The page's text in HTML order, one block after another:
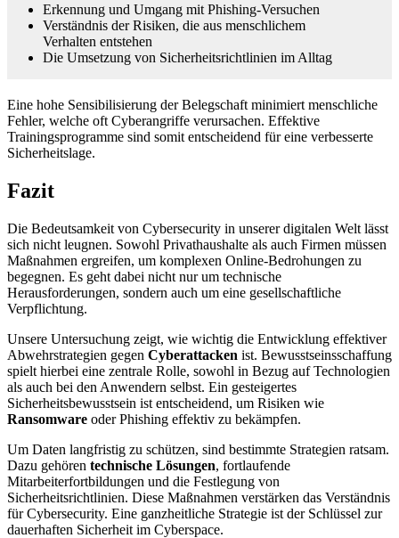
Erkennung und Umgang mit Phishing-Versuchen
Verständnis der Risiken, die aus menschlichem
Verhalten entstehen
Die Umsetzung von Sicherheitsrichtlinien im Alltag
Eine hohe Sensibilisierung der Belegschaft minimiert menschliche
Fehler, welche oft Cyberangriffe verursachen. Effektive
Trainingsprogramme sind somit entscheidend für eine verbesserte
Sicherheitslage.
Fazit
Die Bedeutsamkeit von Cybersecurity in unserer digitalen Welt lässt
sich nicht leugnen. Sowohl Privathaushalte als auch Firmen müssen
Maßnahmen ergreifen, um komplexen Online-Bedrohungen zu
begegnen. Es geht dabei nicht nur um technische
Herausforderungen, sondern auch um eine gesellschaftliche
Verpflichtung.
Unsere Untersuchung zeigt, wie wichtig die Entwicklung effektiver
Abwehrstrategien gegen Cyberattacken ist. Bewusstseinsschaffung
spielt hierbei eine zentrale Rolle, sowohl in Bezug auf Technologien
als auch bei den Anwendern selbst. Ein gesteigertes
Sicherheitsbewusstsein ist entscheidend, um Risiken wie
Ransomware oder Phishing effektiv zu bekämpfen.
Um Daten langfristig zu schützen, sind bestimmte Strategien ratsam.
Dazu gehören technische Lösungen, fortlaufende
Mitarbeiterfortbildungen und die Festlegung von
Sicherheitsrichtlinien. Diese Maßnahmen verstärken das Verständnis
für Cybersecurity. Eine ganzheitliche Strategie ist der Schlüssel zur
dauerhaften Sicherheit im Cyberspace.